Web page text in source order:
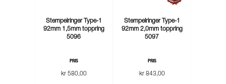
Stempelringer Type-1
92mm 1,5mm toppring
5096
PRIS
kr 580,00
Stempelringer Type-1
92mm 2,0mm toppring
5097
PRIS
kr 843,00